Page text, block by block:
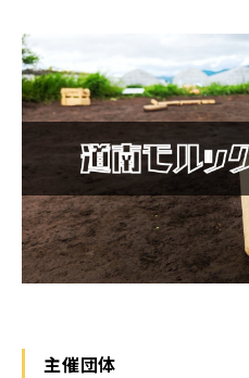
主催団体